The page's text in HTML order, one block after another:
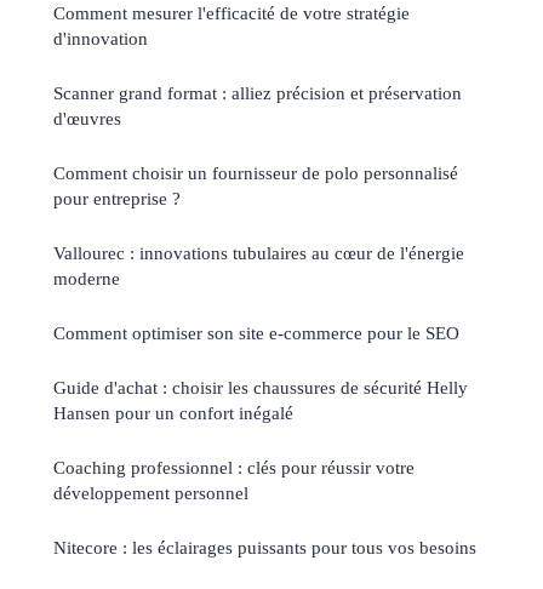
Comment mesurer l'efficacité de votre stratégie
d'innovation
Scanner grand format : alliez précision et préservation
d'œuvres
Comment choisir un fournisseur de polo personnalisé
pour entreprise ?
Vallourec : innovations tubulaires au cœur de l'énergie
moderne
Comment optimiser son site e-commerce pour le SEO
Guide d'achat : choisir les chaussures de sécurité Helly
Hansen pour un confort inégalé
Coaching professionnel : clés pour réussir votre
développement personnel
Nitecore : les éclairages puissants pour tous vos besoins